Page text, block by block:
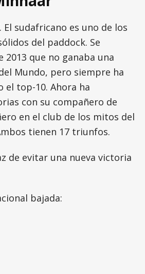
El sudafricano es uno de los
del paddock. Se
2013 que no ganaba una
Mundo, pero siempre ha
el top-10. Ahora ha
con su compañero de
en el club de los mitos del
tienen 17 triunfos.
de evitar una nueva victoria
bajada: